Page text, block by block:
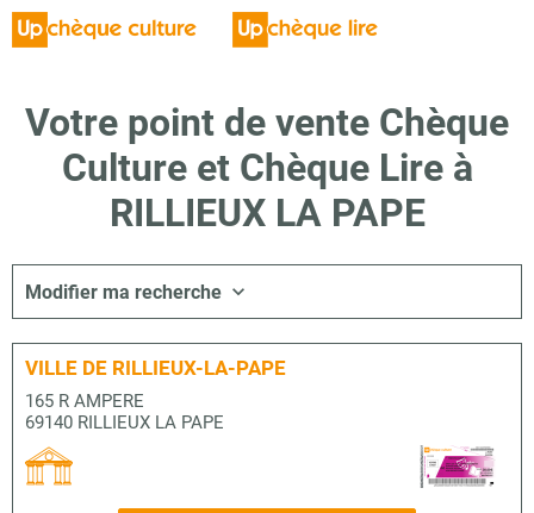
Votre point de vente Chèque
Culture et Chèque Lire à
RILLIEUX LA PAPE
Modifier ma recherche
VILLE DE RILLIEUX-LA-PAPE
165 R AMPERE
69140 RILLIEUX LA PAPE